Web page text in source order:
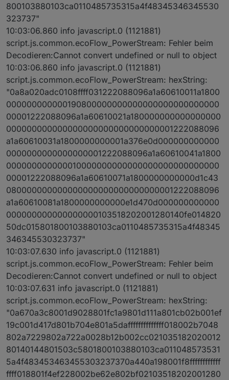
800103880103ca0110485735315a4f48345346345530
323737"
10:03:06.860 info javascript.0 (1121881)
script.js.common.ecoFlow_PowerStream: Fehler beim
Decodieren:Cannot convert undefined or null to object
10:03:06.860 info javascript.0 (1121881)
script.js.common.ecoFlow_PowerStream: hexString:
"0a8a020adc0108ffff031222088096a1a60610011a1800
000000000000190800000000000000000000000000
00001222088096a1a60610021a180000000000000000
000000000000000000000000000000001222088096
a1a60610031a1800000000001a376e0d000000000000
0000000000000000001222088096a1a60610041a1800
000000000000010000000000000000000000000000
00001222088096a1a60610071a1800000000000d1c43
080000000000000000000000000000001222088096
a1a60610081a1800000000000e1d470d000000000000
000000000000000000103518202001280140fe014820
50dc015801800103880103ca0110485735315a4f48345
346345530323737"
10:03:07.630 info javascript.0 (1121881)
script.js.common.ecoFlow_PowerStream: Fehler beim
Decodieren:Cannot convert undefined or null to object
10:03:07.631 info javascript.0 (1121881)
script.js.common.ecoFlow_PowerStream: hexString:
"0a670a3c8001d9028801fc1a9801d111a801cb02b001ef
19c001d417d801b704e801a5daffffffffffffff018002b7048
802a7229802a722a0028b12b002cc021035182020012
80140144801503c5801800103880103ca011048573531
5a4f483453463455303237370a440a198001f8ffffffffffff
ffff018801f4ef228002be62e802bf02103518202001280